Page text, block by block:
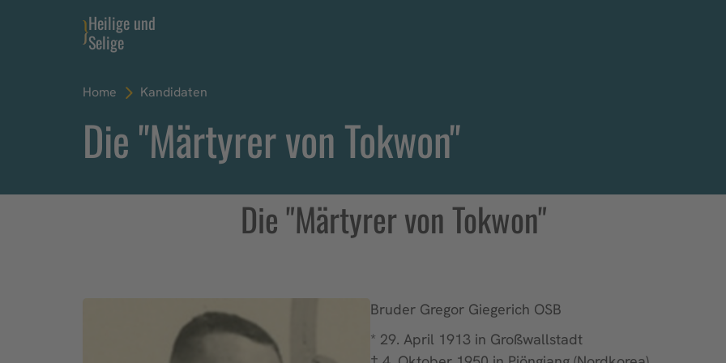
Heilige und
Selige
Home Kandidaten
Die "Märtyrer von Tokwon"
Die "Märtyrer von Tokwon"
Bruder Gregor Giegerich OSB
* 29. April 1913 in Großwallstadt